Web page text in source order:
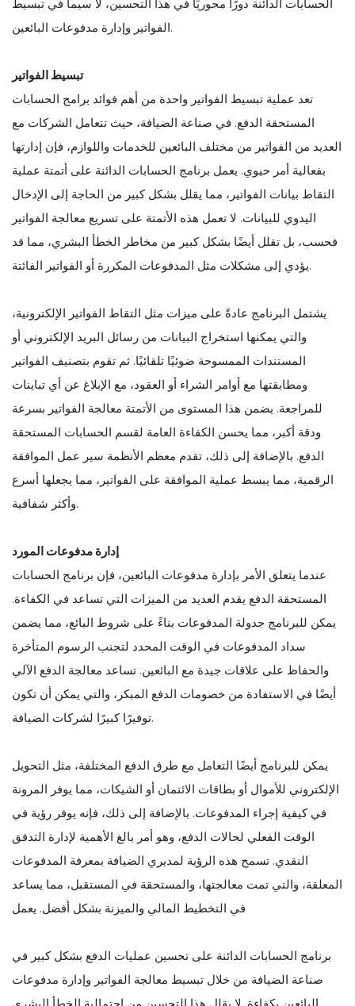
الحسابات الدائنة دورًا محوريًا في هذا التحسين، لا سيما في تبسيط
الفواتير وإدارة مدفوعات البائعين.
تبسيط الفواتير
تعد عملية تبسيط الفواتير واحدة من أهم فوائد برامج الحسابات
المستحقة الدفع. في صناعة الضيافة، حيث تتعامل الشركات مع
العديد من الفواتير من مختلف البائعين للخدمات واللوازم، فإن إدارتها
بفعالية أمر حيوي. يعمل برنامج الحسابات الدائنة على أتمتة عملية
التقاط بيانات الفواتير، مما يقلل بشكل كبير من الحاجة إلى الإدخال
اليدوي للبيانات. لا تعمل هذه الأتمتة على تسريع معالجة الفواتير
فحسب، بل تقلل أيضًا بشكل كبير من مخاطر الخطأ البشري، مما قد
يؤدي إلى مشكلات مثل المدفوعات المكررة أو الفواتير الفائتة.
يشتمل البرنامج عادةً على ميزات مثل التقاط الفواتير الإلكترونية،
والتي يمكنها استخراج البيانات من رسائل البريد الإلكتروني أو
المستندات الممسوحة ضوئيًا تلقائيًا. ثم تقوم بتصنيف الفواتير
ومطابقتها مع أوامر الشراء أو العقود، مع الإبلاغ عن أي تباينات
للمراجعة. يضمن هذا المستوى من الأتمتة معالجة الفواتير بسرعة
ودقة أكبر، مما يحسن الكفاءة العامة لقسم الحسابات المستحقة
الدفع. بالإضافة إلى ذلك، تقدم معظم الأنظمة سير عمل الموافقة
الرقمية، مما يبسط عملية الموافقة على الفواتير، مما يجعلها أسرع
وأكثر شفافية.
إدارة مدفوعات المورد
عندما يتعلق الأمر بإدارة مدفوعات البائعين، فإن برنامج الحسابات
المستحقة الدفع يقدم العديد من الميزات التي تساعد في الكفاءة.
يمكن للبرنامج جدولة المدفوعات بناءً على شروط البائع، مما يضمن
سداد المدفوعات في الوقت المحدد لتجنب الرسوم المتأخرة
والحفاظ على علاقات جيدة مع البائعين. تساعد معالجة الدفع الآلي
أيضًا في الاستفادة من خصومات الدفع المبكر، والتي يمكن أن تكون
توفيرًا كبيرًا لشركات الضيافة.
يمكن للبرنامج أيضًا التعامل مع طرق الدفع المختلفة، مثل التحويل
الإلكتروني للأموال أو بطاقات الائتمان أو الشيكات، مما يوفر المرونة
في كيفية إجراء المدفوعات. بالإضافة إلى ذلك، فإنه يوفر رؤية في
الوقت الفعلي لحالات الدفع، وهو أمر بالغ الأهمية لإدارة التدفق
النقدي. تسمح هذه الرؤية لمديري الضيافة بمعرفة المدفوعات
المعلقة، والتي تمت معالجتها، والمستحقة في المستقبل، مما يساعد
في التخطيط المالي والميزنة بشكل أفضل. يعمل
برنامج الحسابات الدائنة على تحسين عمليات الدفع بشكل كبير في
صناعة الضيافة من خلال تبسيط معالجة الفواتير وإدارة مدفوعات